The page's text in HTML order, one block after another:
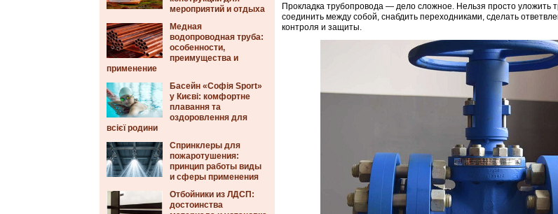
мероприятий и отдыха
Медная
водопроводная труба:
особенности,
преимущества и
применение
Басейн «Софія Sport»
у Києві: комфортне
плавання та
оздоровлення для
всієї родини
Спринклеры для
пожаротушения:
принцип работы виды
и сферы применения
Отбойники из ЛДСП:
достоинства
Прокладка трубопровода — дело сложное. Нельзя просто уложить
соединить между собой, снабдить переходниками, сделать
контроля и защиты.